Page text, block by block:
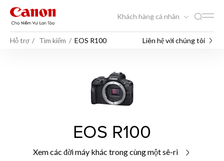
Khách hàng cá nhân
Hỗ trợ Tìm kiếm EOS R100 Liên hệ với chúng tôi
EOS R100
Xem các đời máy khác trong cùng một sê-ri